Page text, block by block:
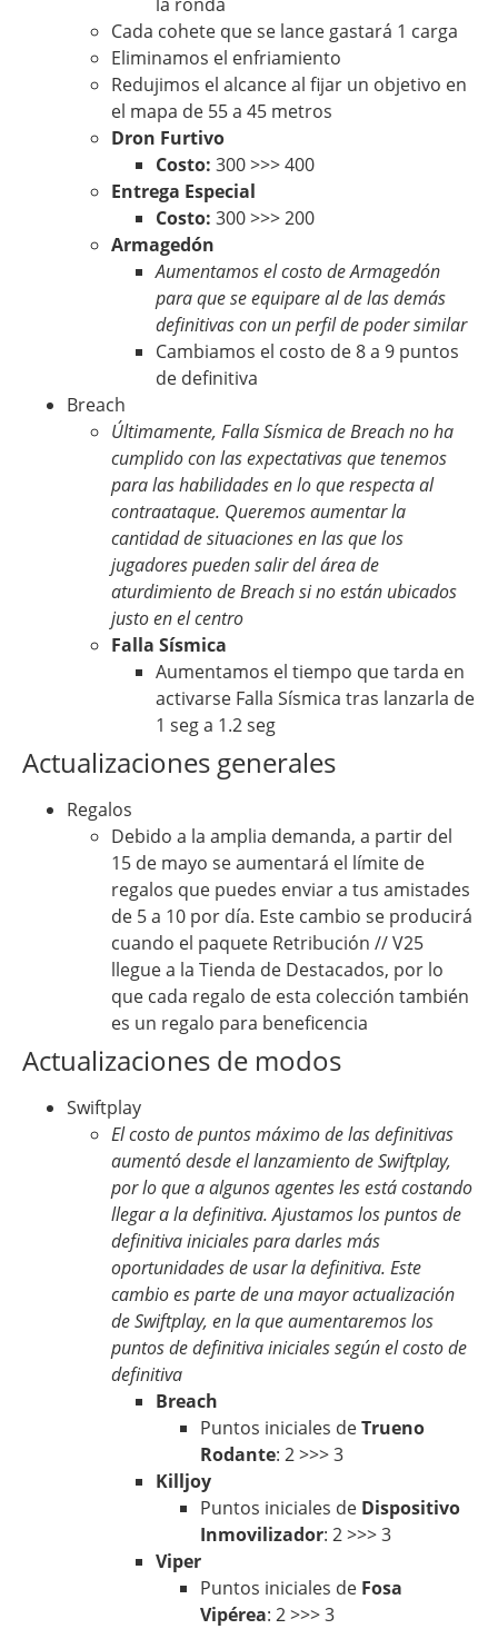
Cada cohete que se lance gastará 1 carga
Eliminamos el enfriamiento
Redujimos el alcance al fijar un objetivo en
el mapa de 55 a 45 metros
Dron Furtivo
Costo: 300 >>> 400
Entrega Especial
Costo: 300 >>> 200
Armagedón
Aumentamos el costo de Armagedón
para que se equipare al de las demás
definitivas con un perfil de poder similar
Cambiamos el costo de 8 a 9 puntos
de definitiva
Breach
Últimamente, Falla Sísmica de Breach no ha
cumplido con las expectativas que tenemos
para las habilidades en lo que respecta al
contraataque. Queremos aumentar la
cantidad de situaciones en las que los
jugadores pueden salir del área de
aturdimiento de Breach si no están ubicados
justo en el centro
Falla Sísmica
Aumentamos el tiempo que tarda en
activarse Falla Sísmica tras lanzarla de
1 seg a 1.2 seg
Actualizaciones generales
Regalos
Debido a la amplia demanda, a partir del
15 de mayo se aumentará el límite de
regalos que puedes enviar a tus amistades
de 5 a 10 por día. Este cambio se producirá
cuando el paquete Retribución // V25
llegue a la Tienda de Destacados, por lo
que cada regalo de esta colección también
es un regalo para beneficencia
Actualizaciones de modos
Swiftplay
El costo de puntos máximo de las definitivas
aumentó desde el lanzamiento de Swiftplay,
por lo que a algunos agentes les está costando
llegar a la definitiva. Ajustamos los puntos de
definitiva iniciales para darles más
oportunidades de usar la definitiva. Este
cambio es parte de una mayor actualización
de Swiftplay, en la que aumentaremos los
puntos de definitiva iniciales según el costo de
definitiva
Breach
Puntos iniciales deTrueno
Rodante: 2 >>> 3
Killjoy
Puntos iniciales de Dispositivo
Inmovilizador: 2 >>> 3
Viper
Puntos iniciales de Fosa
Vipérea: 2 >>> 3